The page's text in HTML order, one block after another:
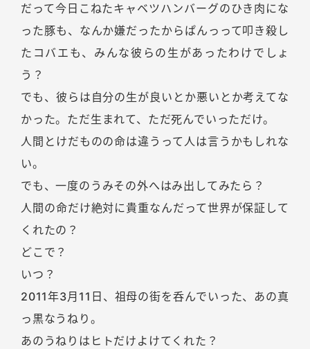
だって今日こねたキャベツハンバーグのひき肉にな
った豚も、なんか嫌だったからぱんっって叩き殺し
たコバエも、みんな彼らの生があったわけでしょ
う？
でも、彼らは自分の生が良いとか悪いとか考えてな
かった。ただ生まれて、ただ死んでいっただけ。
人間とけだものの命は違うって人は言うかもしれな
い。
でも、一度のうみその外へはみ出してみたら？
人間の命だけ絶対に貴重なんだって世界が保証して
くれたの？
どこで？
いつ？
2011年3月11日、祖母の街を呑んでいった、あの真
っ黒なうねり。
あのうねりはヒトだけよけてくれた？